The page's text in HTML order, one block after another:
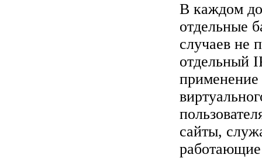
В каждом
отдельные
случаев не
отдельный
сайты,